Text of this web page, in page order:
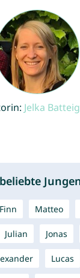
Jelka
Finn Matteo
Julian Jonas
Lucas